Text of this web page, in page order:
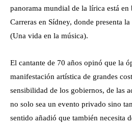
panorama mundial de la lírica está en
Carreras en Sídney, donde presenta
(Una vida en la música).
El cantante de 70 años opinó que la
manifestación artística de grandes
sensibilidad de los gobiernos, de las
no solo sea un evento privado sino
sentido añadió que también necesita